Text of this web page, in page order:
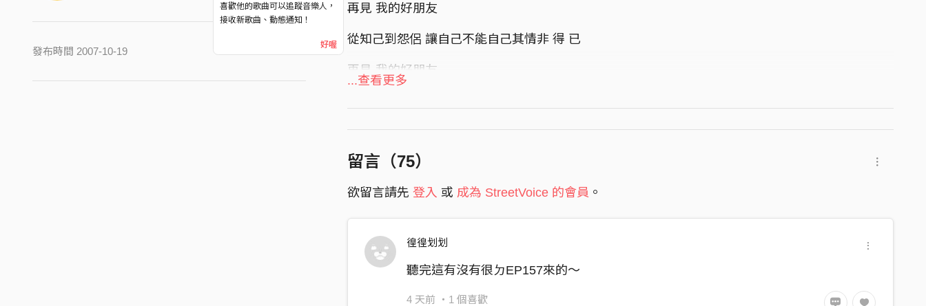
喜歡他的歌曲可以追蹤音樂人，
接收新歌曲、動態通知！
好喔
發布時間 2007-10-19
再見 我的好朋友
從知己到怨侶 讓自己不能自己其情非 得 已
再見 我的好朋友
珍重再見 我的好朋友 妳叫我好朋友
忘記認識多久我猜有 上輩子到現在這麼久
第一次 見到妳 在師大關東煮小店裡
困惑我許久 你文字比臉龐更美麗
...查看更多
留言（75）
欲留言請先 登入 或 成為 StreetVoice 的會員 。
徨徨划划
聽完這有沒有很ㄉEP157來的～
4 天前 ・1 個喜歡